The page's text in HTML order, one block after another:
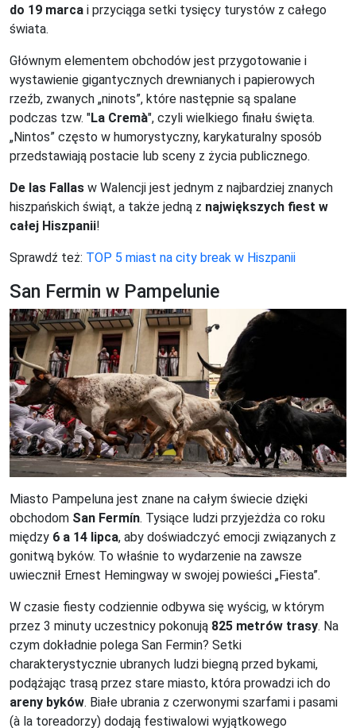
do 19 marca i przyciąga setki tysięcy turystów z całego
świata.
Głównym elementem obchodów jest przygotowanie i
wystawienie gigantycznych drewnianych i papierowych
rzeźb, zwanych „ninots”, które następnie są spalane
podczas tzw. "La Cremà", czyli wielkiego finału święta.
„Nintos” często w humorystyczny, karykaturalny sposób
przedstawiają postacie lub sceny z życia publicznego.
De las Fallas w Walencji jest jednym z najbardziej znanych
hiszpańskich świąt, a także jedną z największych fiest w
całej Hiszpanii!
Sprawdź też: TOP 5 miast na city break w Hiszpanii
San Fermin w Pampelunie
Miasto Pampeluna jest znane na całym świecie dzięki
obchodom San Fermín. Tysiące ludzi przyjeżdża co roku
między 6 a 14 lipca, aby doświadczyć emocji związanych z
gonitwą byków. To właśnie to wydarzenie na zawsze
uwiecznił Ernest Hemingway w swojej powieści „Fiesta”.
W czasie fiesty codziennie odbywa się wyścig, w którym
przez 3 minuty uczestnicy pokonują 825 metrów trasy. Na
czym dokładnie polega San Fermin? Setki
charakterystycznie ubranych ludzi biegną przed bykami,
podążając trasą przez stare miasto, która prowadzi ich do
areny byków. Białe ubrania z czerwonymi szarfami i pasami
(à la toreadorzy) dodają festiwalowi wyjątkowego